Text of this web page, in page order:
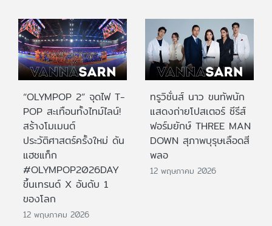
“OLYMPOP 2” จุดไฟ T-
POP สะเทือนทั้งไทม์ไลน์!
สร้างโมเมนต์
ประวัติศาสตร์ครั้งใหม่ ดัน
แฮชแท็ก
#OLYMPOP2026DAY
ขึ้นเทรนด์ X อันดับ 1
ของโลก
12 พฤษภาคม 2026
ทรูวิชั่นส์ นาว ขนทัพนัก
แสดงถ่ายโปสเตอร์ ซีรีส์
ฟอร์มยักษ์ THREE MAN
DOWN สุภาพบุรุษเลือดสี
พลอ
12 พฤษภาคม 2026